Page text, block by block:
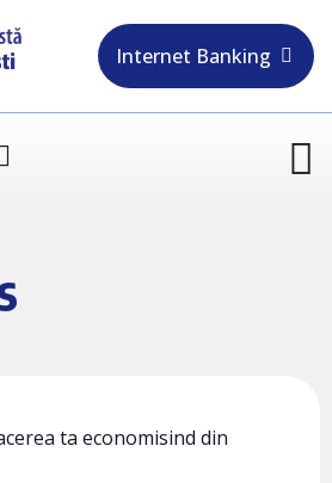
Internet Banking
ta economisind din